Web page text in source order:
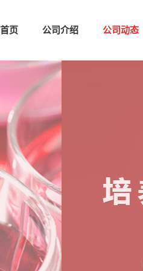
页 公司介绍 公司动态